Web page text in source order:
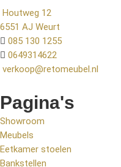
Houtweg 12
6551 AJ Weurt
085 130 1255
0649314622
verkoop@retomeubel.nl
Pagina's
Showroom
Meubels
Eetkamer stoelen
Bankstellen